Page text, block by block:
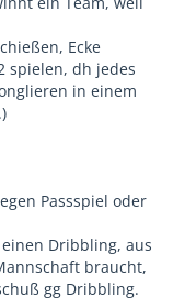
Ecke
spielen, dh jedes
in einem
Passspiel oder
Dribbling, aus
braucht,
gg Dribbling.